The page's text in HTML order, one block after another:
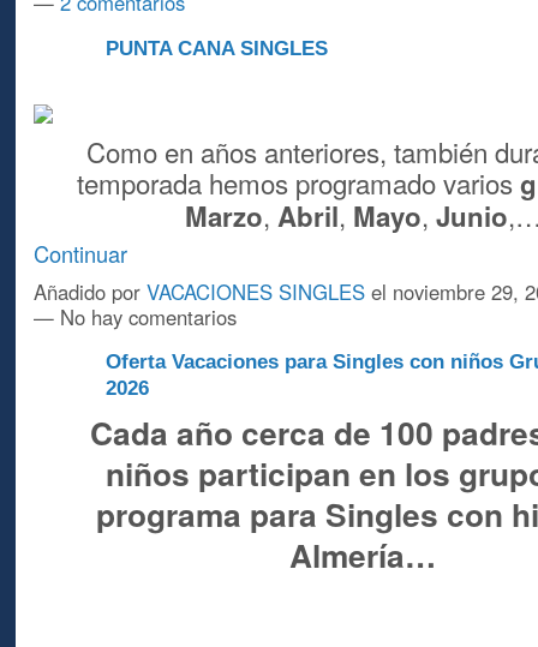
PUNTA CANA SINGLES
Como en años anteriores, también
temporada hemos programado varios
Marzo, Abril, Mayo, Junio
Continuar
Añadido por VACACIONES SINGLESel noviembre 29,
— No hay comentarios
Oferta Vacaciones para Singles con niños
2026
Cada año cerca de 100
niños participan en los
programa para Singles con
Almería…